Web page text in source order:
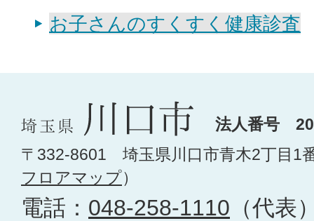
お子さんのすくすく健康診査
法人番号
〒332-8601 埼玉県川口市青木2丁目1
フロアマップ）
電話： 048-258-1110 （代表